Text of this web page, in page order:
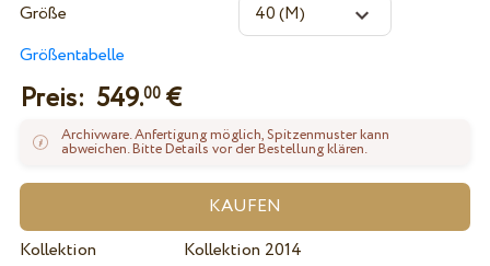
Größe
Größentabelle
Preis: 549.00€
Archivware. Anfertigung möglich, Spitzenmuster kann
abweichen. Bitte Details vor der Bestellung klären.
Kollektion
Kollektion 2014